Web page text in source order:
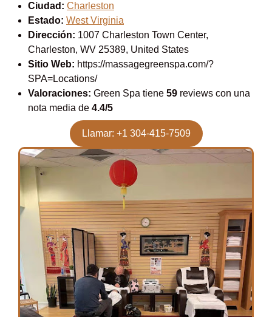
Ciudad: Charleston
Estado: West Virginia
Dirección: 1007 Charleston Town Center,
Charleston, WV 25389, United States
Sitio Web: https://massagegreenspa.com/?
SPA=Locations/
Valoraciones: Green Spa tiene 59 reviews con una
nota media de 4.4/5
Llamar: +1 304-415-7509